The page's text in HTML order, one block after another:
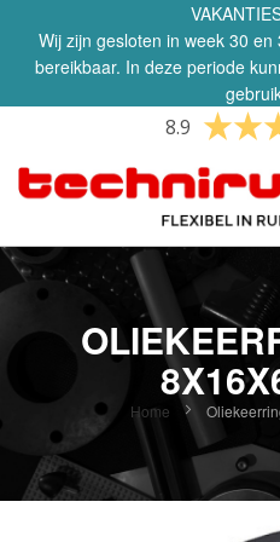
Wij zijn gesloten in week 30
bereikbaar. In deze periode
8.9
Home